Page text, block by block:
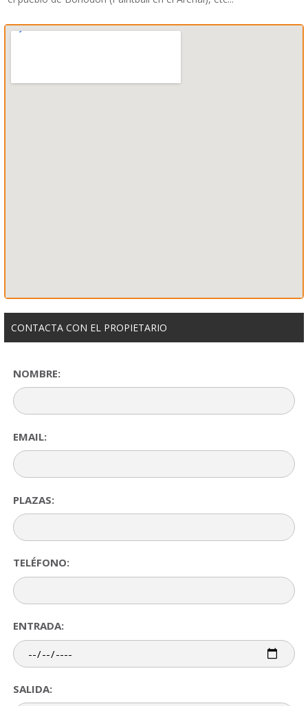
CONTACTA CON EL PROPIETARIO
NOMBRE:
EMAIL:
PLAZAS:
TELÉFONO:
ENTRADA:
SALIDA: